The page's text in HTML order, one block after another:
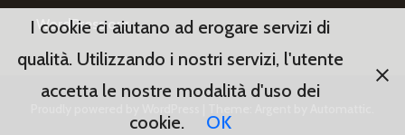
WordPress.org
I cookie ci aiutano ad erogare servizi di
qualità. Utilizzando i nostri servizi, l'utente
accetta le nostre modalità d'uso dei
cookie.
OK